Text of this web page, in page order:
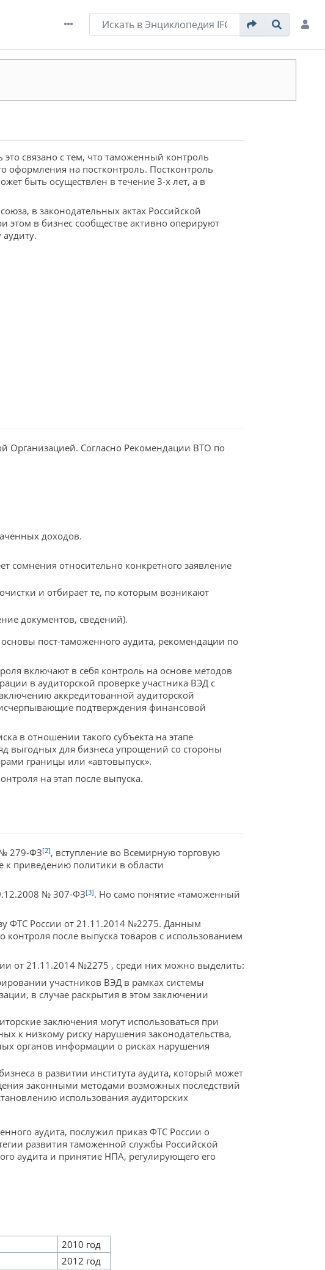
связано с тем, что таможенный контроль
оформления на постконтроль. Постконтроль
быть осуществлен в течение 3-х лет, а в
в законодательных актах Российской
этом в бизнес сообществе активно оперируют
Организацией. Согласно Рекомендации ВТО по
доходов.
сомнения относительно конкретного заявление
и отбирает те, по которым возникают
документов, сведений).
пост-таможенного аудита, рекомендации по
включают в себя контроль на основе методов
в аудиторской проверке участника ВЭД с
аккредитованной аудиторской
подтверждения финансовой
в отношении такого субъекта на этапе
выгодных для бизнеса упрощений со стороны
границы или «автовыпуск».
на этап после выпуска.
№ 279-ФЗ[2], вступление во Всемирную торговую
к приведению политики в области
№ 307-ФЗ[3]. Но само понятие «таможенный
ФТС России от 21.11.2014 №2275. Данным
после выпуска товаров с использованием
от 21.11.2014 №2275 , среди них можно выделить:
участников ВЭД в рамках системы
в случае раскрытия в этом заключении
заключения могут использоваться при
к низкому риску нарушения законодательства,
органов информации о рисках нарушения
в развитии института аудита, который может
законными методами возможных последствий
использования аудиторских
аудита, послужил приказ ФТС России о
развития таможенной службы Российской
аудита и принятие НПА, регулирующего его
2010 год
2012 год